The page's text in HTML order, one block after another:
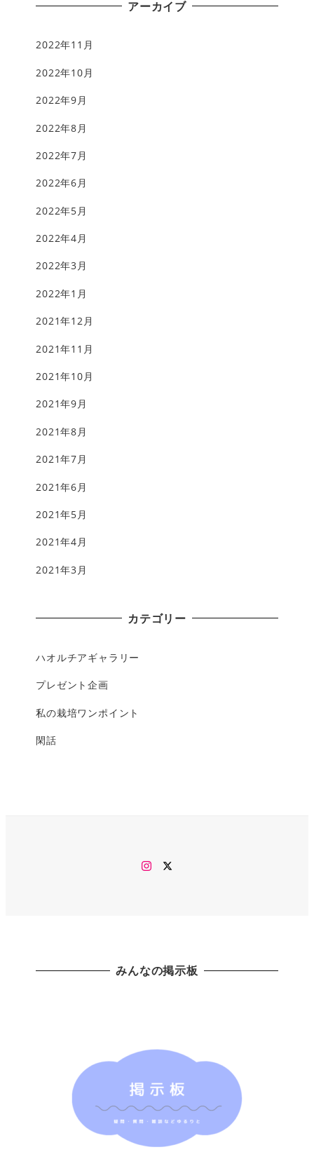
アーカイブ
2022年11月
2022年10月
2022年9月
2022年8月
2022年7月
2022年6月
2022年5月
2022年4月
2022年3月
2022年1月
2021年12月
2021年11月
2021年10月
2021年9月
2021年8月
2021年7月
2021年6月
2021年5月
2021年4月
2021年3月
カテゴリー
ハオルチアギャラリー
プレゼント企画
私の栽培ワンポイント
閑話
Instagram
みんなの掲示板